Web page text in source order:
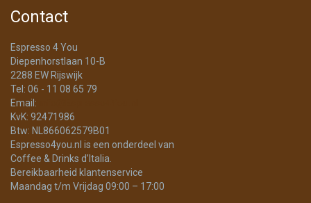
Contact
Espresso 4 You
Diepenhorstlaan 10-B
2288 EW Rijswijk
Tel: 06 - 11 08 65 79
Email:
KvK: 92471986
Btw: NL866062579B01
Espresso4you.nl is een onderdeel van
Coffee & Drinks d’Italia.
Bereikbaarheid klantenservice
Maandag t/m Vrijdag 09:00 – 17:00